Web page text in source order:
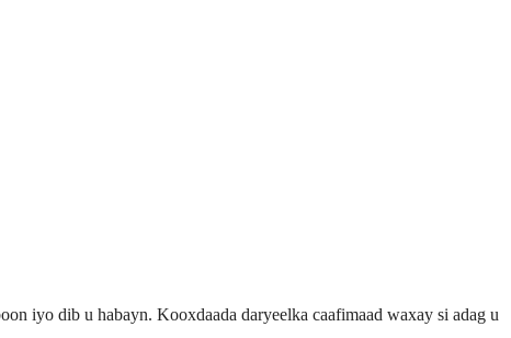
iyo dib u habayn. Kooxdaada daryeelka caafimaad waxay si adag u